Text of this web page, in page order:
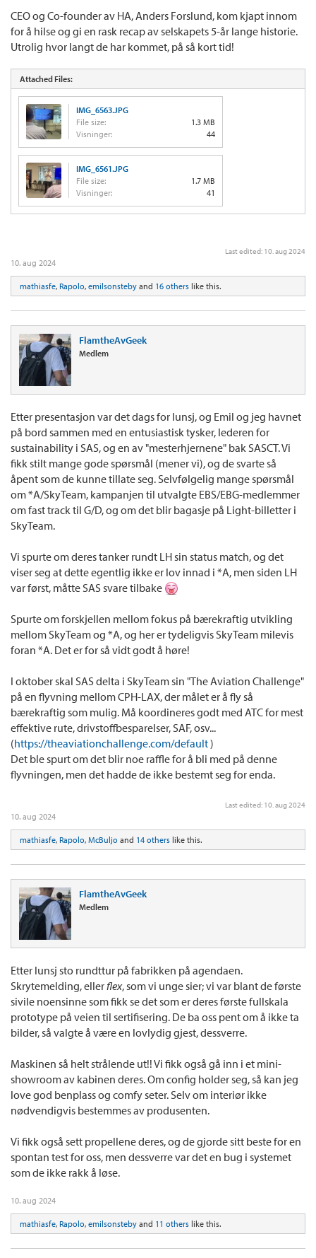
CEO og Co-founder av HA, Anders Forslund, kom kjapt innom
for å hilse og gi en rask recap av selskapets 5-år lange historie.
Utrolig hvor langt de har kommet, på så kort tid!
Attached Files:
IMG_6563.JPG
File size:
1.3 MB
Visninger:
44
IMG_6561.JPG
File size:
1.7 MB
Visninger:
41
Last edited: 10. aug 2024
10. aug 2024
mathiasfe, Rapolo, emilsonsteby and 16 others like this.
FlamtheAvGeek
Medlem
Etter presentasjon var det dags for lunsj, og Emil og jeg havnet
på bord sammen med en entusiastisk tysker, lederen for
sustainability i SAS, og en av "mesterhjernene" bak SASCT. Vi
fikk stilt mange gode spørsmål (mener vi), og de svarte så
åpent som de kunne tillate seg. Selvfølgelig mange spørsmål
om *A/SkyTeam, kampanjen til utvalgte EBS/EBG-medlemmer
om fast track til G/D, og om det blir bagasje på Light-billetter i
SkyTeam.
Vi spurte om deres tanker rundt LH sin status match, og det
viser seg at dette egentlig ikke er lov innad i *A, men siden LH
var først, måtte SAS svare tilbake
Spurte om forskjellen mellom fokus på bærekraftig utvikling
mellom SkyTeam og *A, og her er tydeligvis SkyTeam milevis
foran *A. Det er for så vidt godt å høre!
I oktober skal SAS delta i SkyTeam sin "The Aviation Challenge"
på en flyvning mellom CPH-LAX, der målet er å fly så
bærekraftig som mulig. Må koordineres godt med ATC for mest
effektive rute, drivstoffbesparelser, SAF, osv...
(https://theaviationchallenge.com/default)
Det ble spurt om det blir noe raffle for å bli med på denne
flyvningen, men det hadde de ikke bestemt seg for enda.
Last edited: 10. aug 2024
10. aug 2024
mathiasfe, Rapolo, McBuljo and 14 others like this.
FlamtheAvGeek
Medlem
Etter lunsj sto rundttur på fabrikken på agendaen.
Skrytemelding, eller flex, som vi unge sier; vi var blant de første
sivile noensinne som fikk se det som er deres første fullskala
prototype på veien til sertifisering. De ba oss pent om å ikke ta
bilder, så valgte å være en lovlydig gjest, dessverre.
Maskinen så helt strålende ut!! Vi fikk også gå inn i et mini-
showroom av kabinen deres. Om config holder seg, så kan jeg
love god benplass og comfy seter. Selv om interiør ikke
nødvendigvis bestemmes av produsenten.
Vi fikk også sett propellene deres, og de gjorde sitt beste for en
spontan test for oss, men dessverre var det en bug i systemet
som de ikke rakk å løse.
10. aug 2024
mathiasfe, Rapolo, emilsonsteby and 11 others like this.